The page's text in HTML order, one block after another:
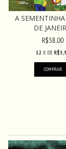
A
DE
R$58,00
12 X DE